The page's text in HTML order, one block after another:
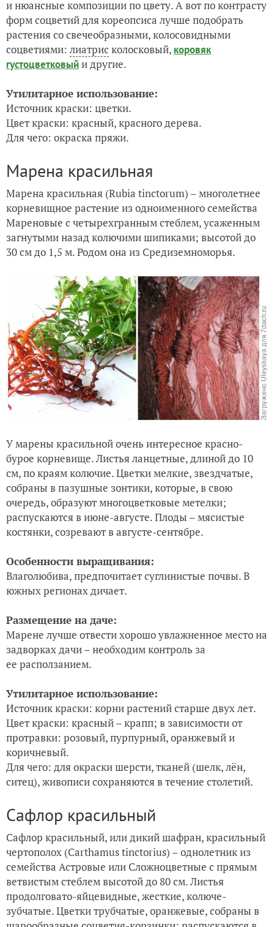
и нюансные композиции по цвету. А вот по контрасту
форм соцветий для кореопсиса лучше подобрать
растения со свечеобразными, колосовидными
соцветиями: лиатрис колосковый, коровяк
густоцветковыйи другие.
Утилитарное использование:
Источник краски: цветки.
Цвет краски: красный, красного дерева.
Для чего: окраска пряжи.
Марена красильная
Марена красильная (Rubia tinctorum) – многолетнее
корневищное растение из одноименного семейства
Мареновые с четырехгранным стеблем, усаженным
загнутыми назад колючими шипиками; высотой до
30 см до 1,5 м. Родом она из Средиземноморья.
У марены красильной очень интересное красно-
бурое корневище. Листья ланцетные, длиной до 10
см, по краям колючие. Цветки мелкие, звездчатые,
собраны в пазушные зонтики, которые, в свою
очередь, образуют многоцветковые метелки;
распускаются в июне-августе. Плоды – мясистые
костянки, созревают в августе-сентябре.
Особенности выращивания:
Влаголюбива, предпочитает суглинистые почвы. В
южных регионах дичает.
Размещение на даче:
Марене лучше отвести хорошо увлажненное место на
задворках дачи – необходим контроль за
ее расползанием.
Утилитарное использование:
Источник краски: корни растений старше двух лет.
Цвет краски: красный – крапп; в зависимости от
протравки: розовый, пурпурный, оранжевый и
коричневый.
Для чего: для окраски шерсти, тканей (шелк, лён,
ситец), живописи сохраняются в течение столетий.
Сафлор красильный
Сафлор красильный, или дикий шафран, красильный
чертополох (Carthamus tinctorius) – однолетник из
семейства Астровые или Сложноцветные с прямым
ветвистым стеблем высотой до 80 см. Листья
продолговато-яйцевидные, жесткие, колюче-
зубчатые. Цветки трубчатые, оранжевые, собраны в